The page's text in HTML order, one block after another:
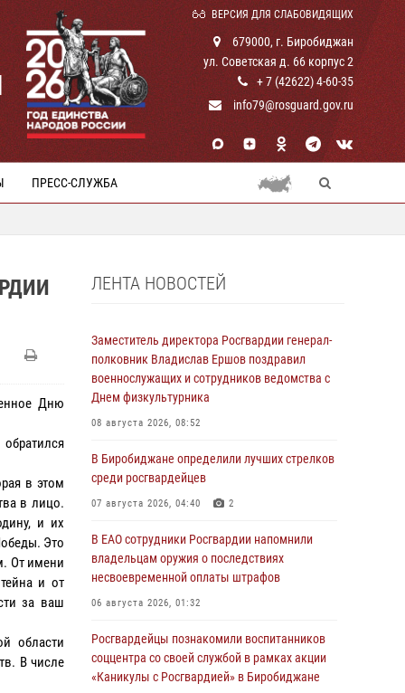
ВЕРСИЯ ДЛЯ СЛАБОВИДЯЩИХ
679000, г. Биробиджан
ул. Советская д. 66 корпус 2
+ 7 (42622) 4-60-35
info79@rosguard.gov.ru
ПРЕСС-СЛУЖБА
Дню
в этом
в лицо.
и их
Это
От имени
и от
за ваш
области
В числе
ЛЕНТА НОВОСТЕЙ
Заместитель директора Росгвардии генерал-
полковник Владислав Ершов поздравил
военнослужащих и сотрудников ведомства с
Днем физкультурника
08 августа 2026, 08:52
В Биробиджане определили лучших стрелков
среди росгвардейцев
07 августа 2026, 04:40 2
В ЕАО сотрудники Росгвардии напомнили
владельцам оружия о последствиях
несвоевременной оплаты штрафов
06 августа 2026, 01:32
Росгвардейцы познакомили воспитанников
соццентра со своей службой в рамках акции
«Каникулы с Росгвардией» в Биробиджане